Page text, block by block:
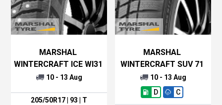
MARSHAL
WINTERCRAFT ICE WI31
10 - 13 Aug
205/50R17 | 93 | T
MARSHAL
WINTERCRAFT SUV 71
10 - 13 Aug
D
C